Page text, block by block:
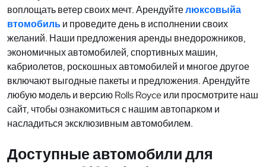
воплощать ветер своих мечт. Арендуйтелюксовыйа
втомобильи проведите день в исполнении своих
желаний. Наши предложения аренды внедорожников,
экономичных автомобилей, спортивных машин,
кабриолетов, роскошных автомобилей и многое другое
включают выгодные пакеты и предложения. Арендуйте
любую модель и версию Rolls Royce или просмотрите наш
сайт, чтобы ознакомиться с нашим автопарком и
насладиться эксклюзивным автомобилем.
Доступные автомобили для